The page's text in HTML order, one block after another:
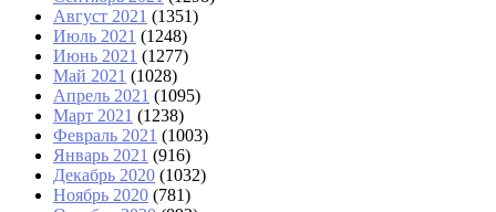
Август 2021 (1351)
Июль 2021 (1248)
Июнь 2021 (1277)
Май 2021 (1028)
Апрель 2021 (1095)
Март 2021 (1238)
Февраль 2021 (1003)
Январь 2021 (916)
Декабрь 2020 (1032)
Ноябрь 2020 (781)